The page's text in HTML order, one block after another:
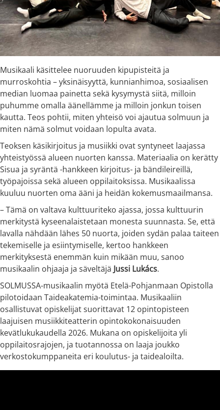
Musikaali käsittelee nuoruuden kipupisteitä ja
murroskohtia – yksinäisyyttä, kunnianhimoa, sosiaalisen
median luomaa painetta sekä kysymystä siitä, milloin
puhumme omalla äänellämme ja milloin jonkun toisen
kautta. Teos pohtii, miten yhteisö voi ajautua solmuun ja
miten nämä solmut voidaan lopulta avata.
Teoksen käsikirjoitus ja musiikki ovat syntyneet laajassa
yhteistyössä alueen nuorten kanssa. Materiaalia on kerätty
Sisua ja syräntä -hankkeen kirjoitus- ja bändileireillä,
työpajoissa sekä alueen oppilaitoksissa. Musikaalissa
kuuluu nuorten oma ääni ja heidän kokemusmaailmansa.
– Tämä on valtava kulttuuriteko ajassa, jossa kulttuurin
merkitystä kyseenalaistetaan monesta suunnasta. Se, että
lavalla nähdään lähes 50 nuorta, joiden sydän palaa taiteen
tekemiselle ja esiintymiselle, kertoo hankkeen
merkityksestä enemmän kuin mikään muu, sanoo
musikaalin ohjaaja ja säveltäjä Jussi Lukács.
SOLMUSSA-musikaalin myötä Etelä-Pohjanmaan Opistolla
pilotoidaan Taideakatemia-toimintaa. Musikaaliin
osallistuvat opiskelijat suorittavat 12 opintopisteen
laajuisen musiikkiteatterin opintokokonaisuuden
kevätlukukaudella 2026. Mukana on opiskelijoita yli
oppilaitosrajojen, ja tuotannossa on laaja joukko
verkostokumppaneita eri koulutus- ja taidealoilta.